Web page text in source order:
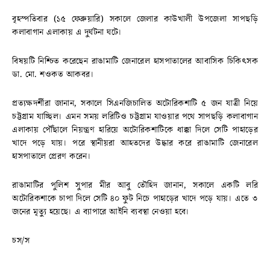
বৃহস্পতিবার (১৫ ফেব্রুয়ারি) সকালে জেলার কাউখালী উপজেলা সাপছড়ি
কলাবাগান এলাকায় এ দুর্ঘটনা ঘটে।
বিষয়টি নিশ্চিত করেছেন রাঙামাটি জেনারেল হাসপাতালের আবাসিক চিকিৎসক
ডা. মো. শওকত আকবর।
প্রত্যক্ষদর্শীরা জানান, সকালে সিএনজিচালিত অটোরিকশাটি ৫ জন যাত্রী নিয়ে
চট্টগ্রাম যাচ্ছিল। এমন সময় লরিটিও চট্টগ্রাম যাওয়ার পথে সাপছড়ি কলাবাগান
এলাকায় পৌঁছালে নিয়ন্ত্রণ হারিয়ে অটোরিকশাটিকে ধাক্কা দিলে সেটি পাহাড়ের
খাদে পড়ে যায়। পরে স্থানীয়রা আহতদের উদ্ধার করে রাঙামাটি জেনারেল
হাসপাতালে প্রেরণ করেন।
রাঙামাটির পুলিশ সুপার মীর আবু তৌহিদ জানান, সকালে একটি লরি
অটোরিকশাকে চাপা দিলে সেটি ৪০ ফুট নিচে পাহাড়ের খাদে পড়ে যায়। এতে ৩
জনের মৃত্যু হয়েছে। এ ব্যাপারে আইনি ব্যবস্থা নেওয়া হবে।
চস/স